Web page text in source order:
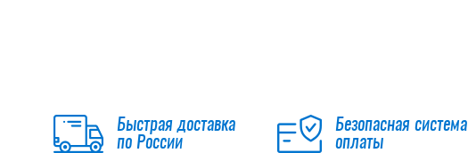
Быстрая доставка
по России
Безопасная система
оплаты